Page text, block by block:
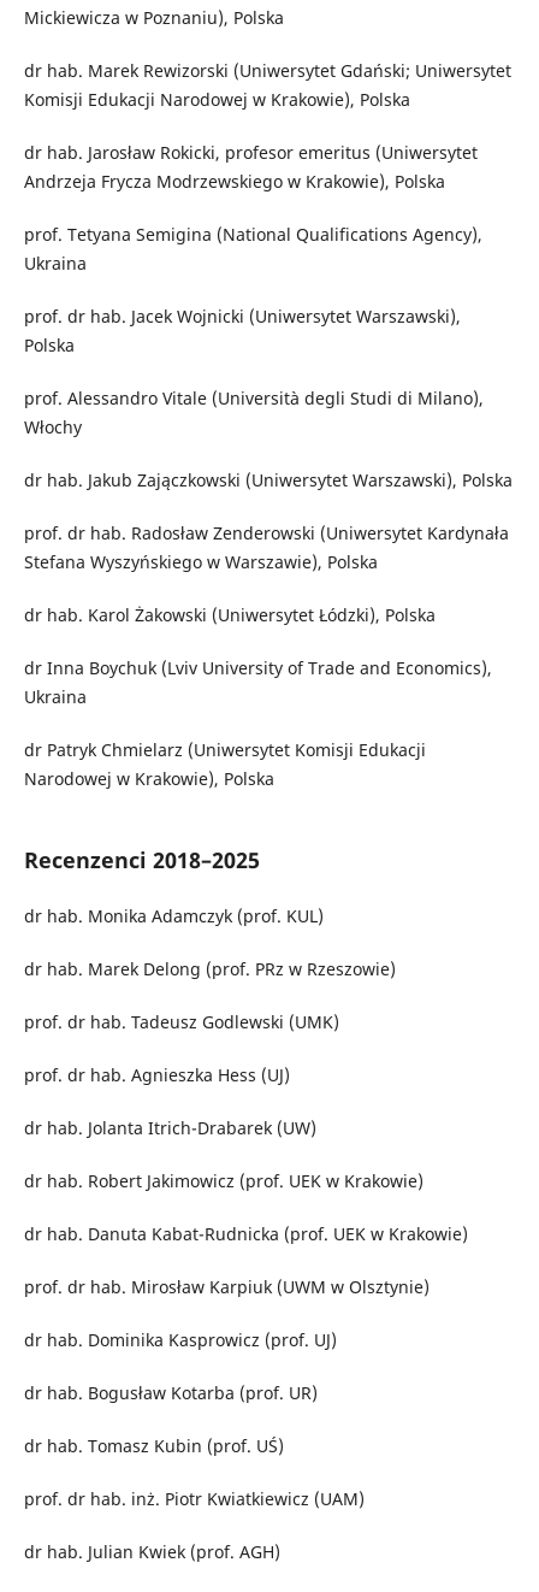
Mickiewicza w Poznaniu), Polska
dr hab. Marek Rewizorski (Uniwersytet Gdański; Uniwersytet
Komisji Edukacji Narodowej w Krakowie), Polska
dr hab. Jarosław Rokicki, profesor emeritus (Uniwersytet
Andrzeja Frycza Modrzewskiego w Krakowie), Polska
prof. Tetyana Semigina (National Qualifications Agency),
Ukraina
prof. dr hab. Jacek Wojnicki (Uniwersytet Warszawski),
Polska
prof. Alessandro Vitale (Università degli Studi di Milano),
Włochy
dr hab. Jakub Zajączkowski (Uniwersytet Warszawski), Polska
prof. dr hab. Radosław Zenderowski (Uniwersytet Kardynała
Stefana Wyszyńskiego w Warszawie), Polska
dr hab. Karol Żakowski (Uniwersytet Łódzki), Polska
dr Inna Boychuk (Lviv University of Trade and Economics),
Ukraina
dr Patryk Chmielarz (Uniwersytet Komisji Edukacji
Narodowej w Krakowie), Polska
Recenzenci 2018–2025
dr hab. Monika Adamczyk (prof. KUL)
dr hab. Marek Delong (prof. PRz w Rzeszowie)
prof. dr hab. Tadeusz Godlewski (UMK)
prof. dr hab. Agnieszka Hess (UJ)
dr hab. Jolanta Itrich-Drabarek (UW)
dr hab. Robert Jakimowicz (prof. UEK w Krakowie)
dr hab. Danuta Kabat-Rudnicka (prof. UEK w Krakowie)
prof. dr hab. Mirosław Karpiuk (UWM w Olsztynie)
dr hab. Dominika Kasprowicz (prof. UJ)
dr hab. Bogusław Kotarba (prof. UR)
dr hab. Tomasz Kubin (prof. UŚ)
prof. dr hab. inż. Piotr Kwiatkiewicz (UAM)
dr hab. Julian Kwiek (prof. AGH)